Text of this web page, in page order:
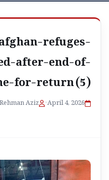
refuges-
after-end-of-
for-return (5)
April 4, 2026
•
Aziz